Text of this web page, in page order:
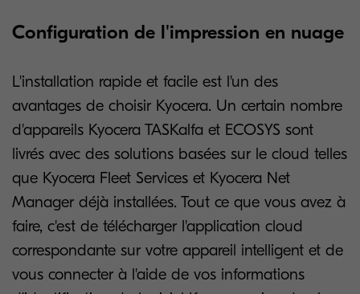
Configuration de l'impression en nuage
L'installation rapide et facile est l'un des
avantages de choisir Kyocera. Un certain nombre
d'appareils Kyocera TASKalfa et ECOSYS sont
livrés avec des solutions basées sur le cloud telles
que Kyocera Fleet Services et Kyocera Net
Manager déjà installées. Tout ce que vous avez à
faire, c'est de télécharger l'application cloud
correspondante sur votre appareil intelligent et de
vous connecter à l'aide de vos informations